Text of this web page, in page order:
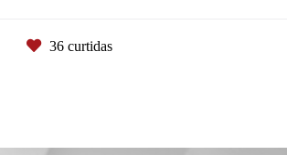
36 curtidas